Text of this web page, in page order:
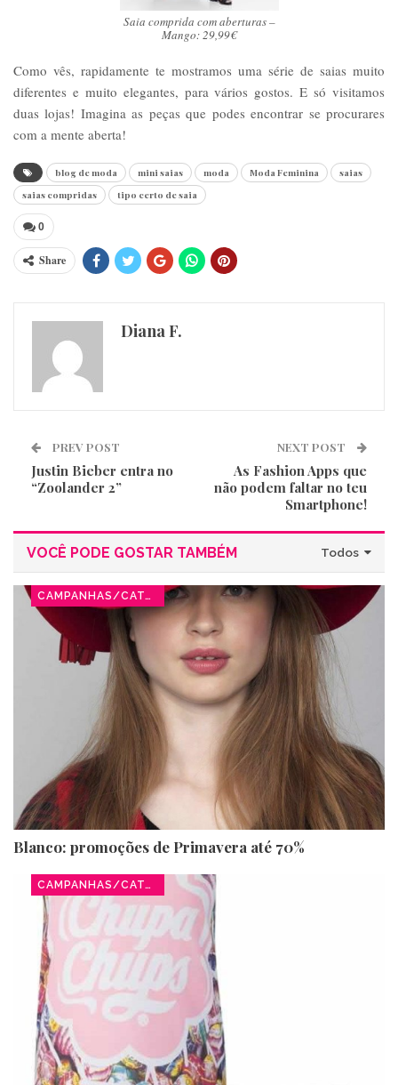
Saia comprida com aberturas –
Mango: 29,99€
Como vês, rapidamente te mostramos uma série de saias muito
diferentes e muito elegantes, para vários gostos. E só visitamos
duas lojas! Imagina as peças que podes encontrar se procurares
com a mente aberta!
blog de moda mini saias moda Moda Feminina
saias
saias compridas
tipo certo de saia
0
Share
Diana F.
PREV POST
Justin Bieber entra no
“Zoolander 2”
NEXT POST
As Fashion Apps que
não podem faltar no teu
Smartphone!
Todos
VOCÊ PODE GOSTAR TAMBÉM
CAMPANHAS/CATÁLOGOS
Blanco: promoções de Primavera até 70%
CAMPANHAS/CATÁLOGOS